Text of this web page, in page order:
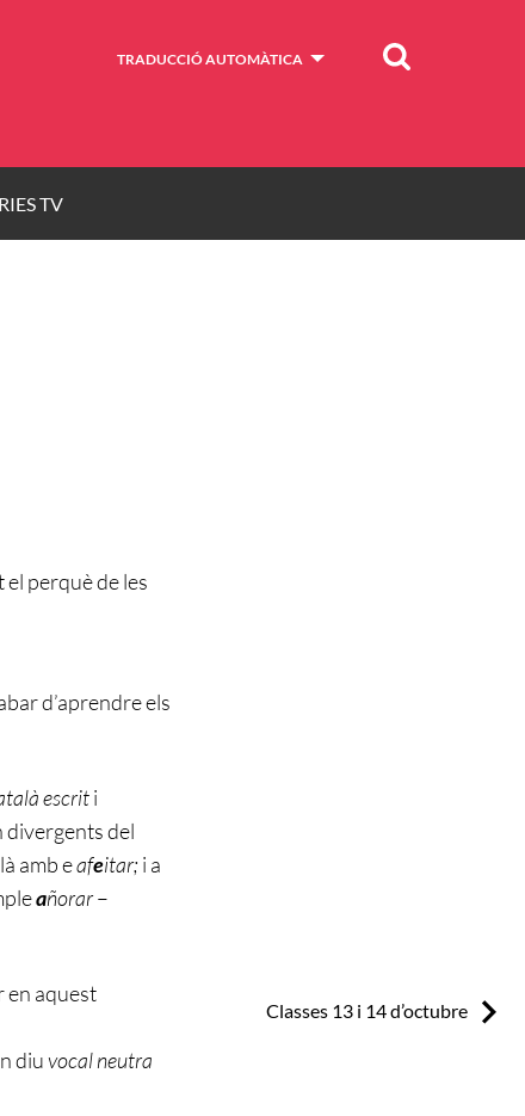
TRADUCCIÓ AUTOMÀTICA Cercar
TV
el perquè de les
d’aprendre els
escriti
divergents del
amb eafeitar; i a
añorar–
en aquest
diuvocal neutra
Next:
Classes 13 i 14 d’octubre